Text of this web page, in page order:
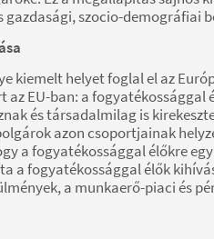
gazdasági, szocio-demográfiai
kiemelt helyet foglal el az
EU-ban: a fogyatékossággal
és társadalmilag is
azon csoportjainak
a fogyatékossággal élőkre
a fogyatékossággal élők
a munkaerő-piaci és